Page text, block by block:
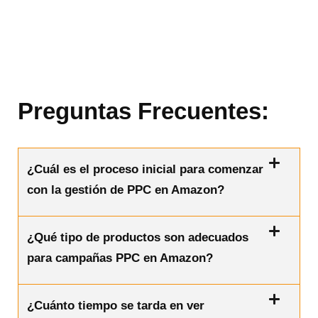
Preguntas Frecuentes:
¿Cuál es el proceso inicial para comenzar
con la gestión de PPC en Amazon?
¿Qué tipo de productos son adecuados
para campañas PPC en Amazon?
¿Cuánto tiempo se tarda en ver